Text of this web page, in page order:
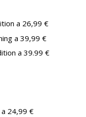
a 26,99 €
a 39,99 €
a 39.99 €
a 24,99 €